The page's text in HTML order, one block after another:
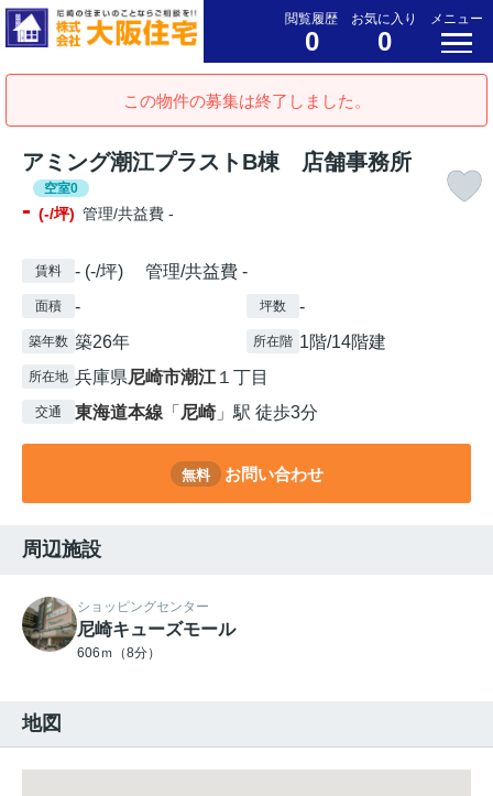
閲覧履歴
0
お気に入り
0
メニュー
この物件の募集は終了しました。
アミング潮江プラストB棟 店舗事務所
空室0
- (-/坪) 管理/共益費 -
賃料 - (-/坪) 管理/共益費 -
面積 - 坪数 -
築年数 築26年 所在階 1階/14階建
所在地 兵庫県尼崎市潮江 １丁目
交通 東海道本線 「 尼崎」駅 徒歩3分
無料 お問い合わせ
周辺施設
ショッピングセンター
尼崎キューズモール
606ｍ（8分）
地図